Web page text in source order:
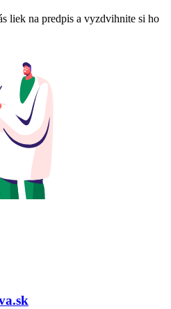
liek na predpis a vyzdvihnite si ho